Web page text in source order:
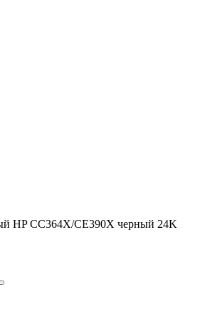
HP CC364X/CE390X черный 24K